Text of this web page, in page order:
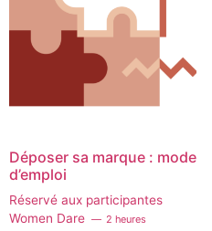
Déposer sa marque : mode
d’emploi
Réservé aux participantes
Women Dare
2 heures